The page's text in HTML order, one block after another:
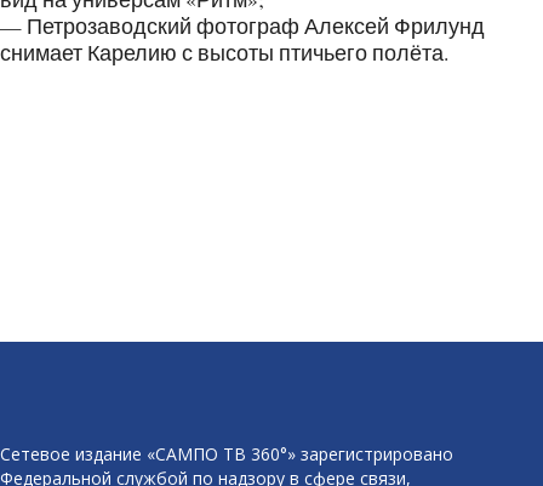
— Петрозаводский фотограф Алексей Фрилунд
снимает Карелию с высоты птичьего полёта.
Сетевое издание «САМПО ТВ 360°» зарегистрировано
Федеральной службой по надзору в сфере связи,